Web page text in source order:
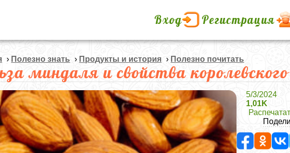
Вход Регистрация
› Полезно знать › Продукты и история › Полезно почитать
миндаля и свойства
5/3/2024
1,01K